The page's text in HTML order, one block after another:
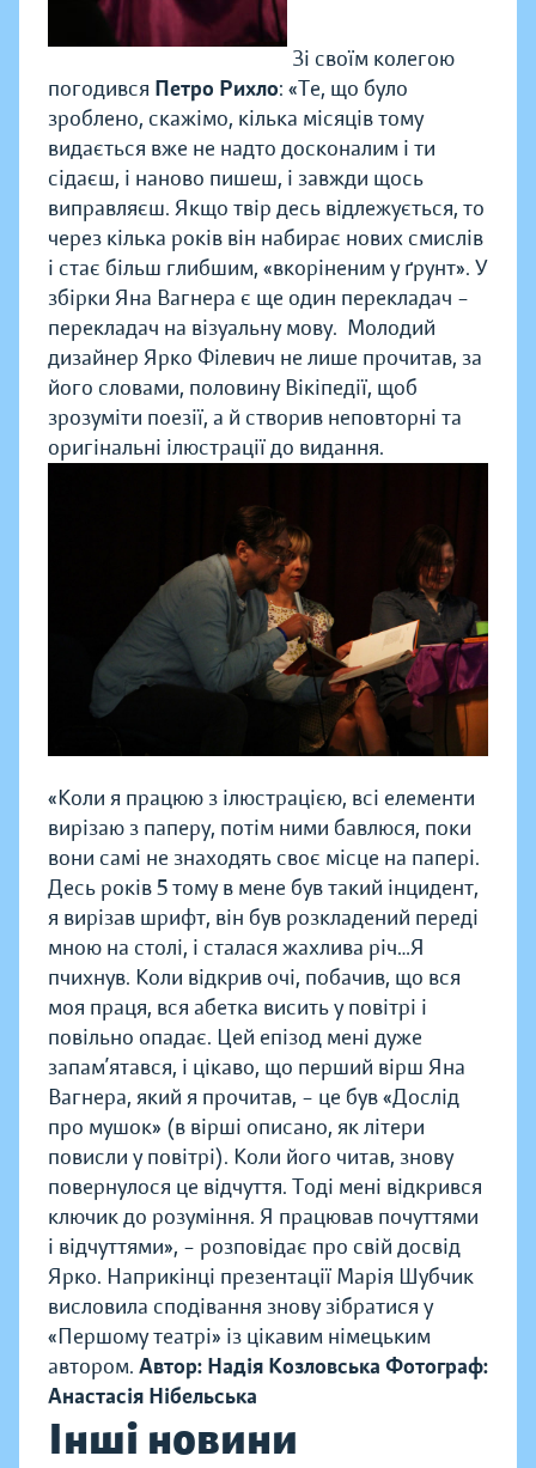
Зі своїм колегою
погодився Петро Рихло: «Те, що було
зроблено, скажімо, кілька місяців тому
видається вже не надто досконалим і ти
сідаєш, і наново пишеш, і завжди щось
виправляєш. Якщо твір десь відлежується, то
через кілька років він набирає нових смислів
і стає більш глибшим, «вкоріненим у ґрунт». У
збірки Яна Вагнера є ще один перекладач –
перекладач на візуальну мову. Молодий
дизайнер Ярко Філевич не лише прочитав, за
його словами, половину Вікіпедії, щоб
зрозуміти поезії, а й створив неповторні та
оригінальні ілюстрації до видання.
«Коли я працюю з ілюстрацією, всі елементи
вирізаю з паперу, потім ними бавлюся, поки
вони самі не знаходять своє місце на папері.
Десь років 5 тому в мене був такий інцидент,
я вирізав шрифт, він був розкладений переді
мною на столі, і сталася жахлива річ…Я
пчихнув. Коли відкрив очі, побачив, що вся
моя праця, вся абетка висить у повітрі і
повільно опадає. Цей епізод мені дуже
запам’ятався, і цікаво, що перший вірш Яна
Вагнера, який я прочитав, – це був «Дослід
про мушок» (в вірші описано, як літери
повисли у повітрі). Коли його читав, знову
повернулося це відчуття. Тоді мені відкрився
ключик до розуміння. Я працював почуттями
і відчуттями», – розповідає про свій досвід
Ярко. Наприкінці презентації Марія Шубчик
висловила сподівання знову зібратися у
«Першому театрі» із цікавим німецьким
автором. Автор: Надія Козловська Фотограф:
Анастасія Нібельська
Інші новини